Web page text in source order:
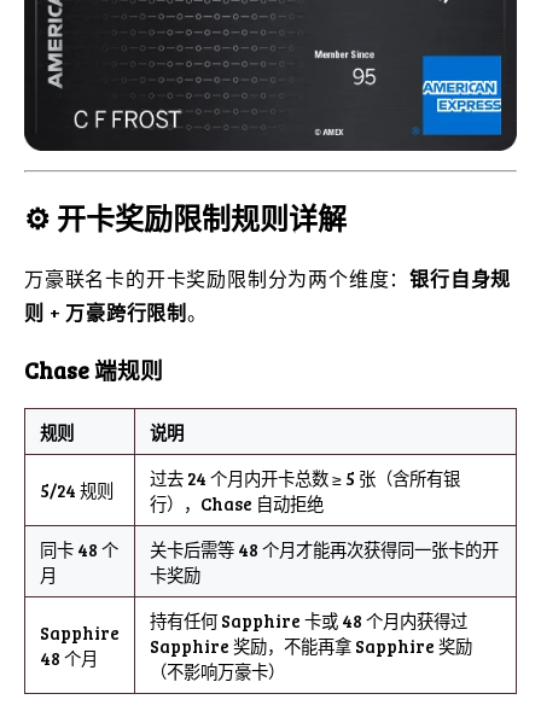
⚙️ 开卡奖励限制规则详解
万豪联名卡的开卡奖励限制分为两个维度：银行自身规
则 + 万豪跨行限制。
Chase 端规则
规则 说明
5/24 规则
过去 24 个月内开卡总数 ≥ 5 张（含所有银
行），Chase 自动拒绝
同卡 48 个
月
关卡后需等 48 个月才能再次获得同一张卡的开
卡奖励
Sapphire
48 个月
持有任何 Sapphire 卡或 48 个月内获得过
Sapphire 奖励，不能再拿 Sapphire 奖励
（不影响万豪卡）